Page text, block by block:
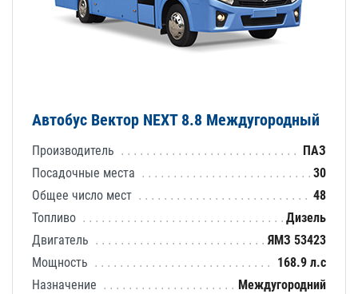
Автобус Вектор NEXT 8.8 Междугородный
Производитель
ПАЗ
Посадочные места
30
Общее число мест
48
Топливо
Дизель
Двигатель
ЯМЗ 53423
Мощность
168.9 л.с
Назначение
Междугородний